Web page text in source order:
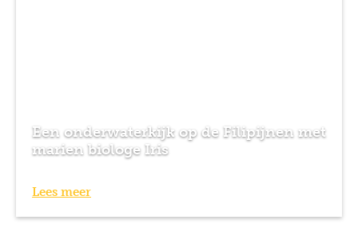
Een onderwaterkijk op de Filipijnen met
marien biologe Iris
Lees meer